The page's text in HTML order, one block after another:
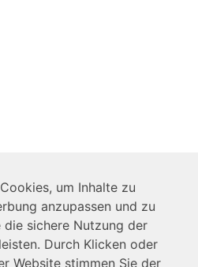
um Inhalte zu
anzupassen und zu
die sichere Nutzung der
Durch Klicken oder
Website stimmen Sie der